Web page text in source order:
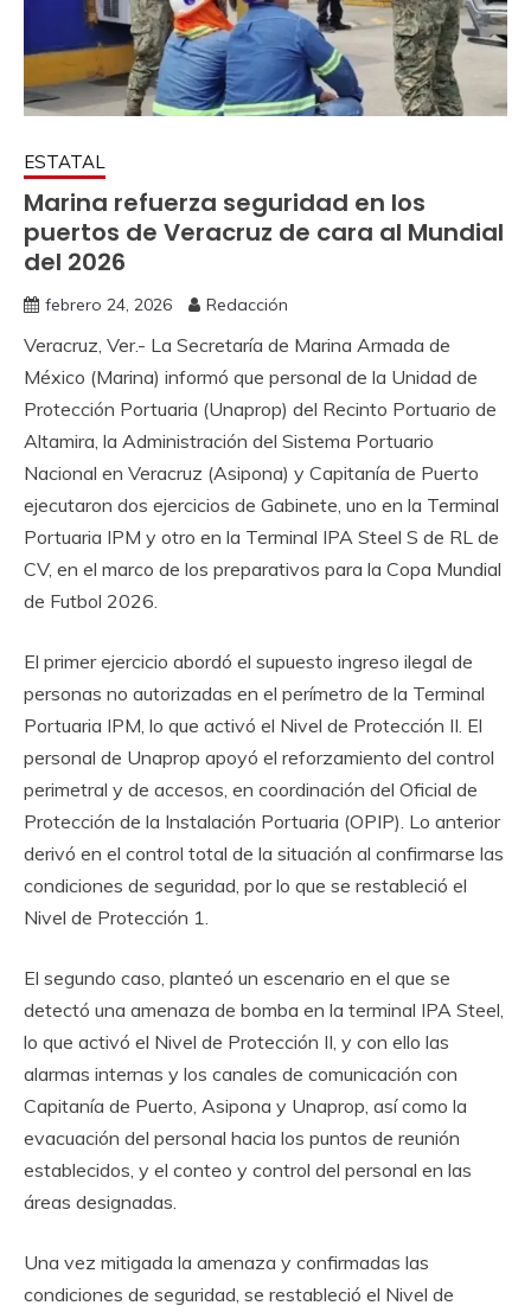
ESTATAL
Marina refuerza seguridad en los
puertos de Veracruz de cara al Mundial
del 2026
febrero 24, 2026 Redacción
Veracruz, Ver.- La Secretaría de Marina Armada de
México (Marina) informó que personal de la Unidad de
Protección Portuaria (Unaprop) del Recinto Portuario de
Altamira, la Administración del Sistema Portuario
Nacional en Veracruz (Asipona) y Capitanía de Puerto
ejecutaron dos ejercicios de Gabinete, uno en la Terminal
Portuaria IPM y otro en la Terminal IPA Steel S de RL de
CV, en el marco de los preparativos para la Copa Mundial
de Futbol 2026.
El primer ejercicio abordó el supuesto ingreso ilegal de
personas no autorizadas en el perímetro de la Terminal
Portuaria IPM, lo que activó el Nivel de Protección II. El
personal de Unaprop apoyó el reforzamiento del control
perimetral y de accesos, en coordinación del Oficial de
Protección de la Instalación Portuaria (OPIP). Lo anterior
derivó en el control total de la situación al confirmarse las
condiciones de seguridad, por lo que se restableció el
Nivel de Protección 1.
El segundo caso, planteó un escenario en el que se
detectó una amenaza de bomba en la terminal IPA Steel,
lo que activó el Nivel de Protección II, y con ello las
alarmas internas y los canales de comunicación con
Capitanía de Puerto, Asipona y Unaprop, así como la
evacuación del personal hacia los puntos de reunión
establecidos, y el conteo y control del personal en las
áreas designadas.
Una vez mitigada la amenaza y confirmadas las
condiciones de seguridad, se restableció el Nivel de